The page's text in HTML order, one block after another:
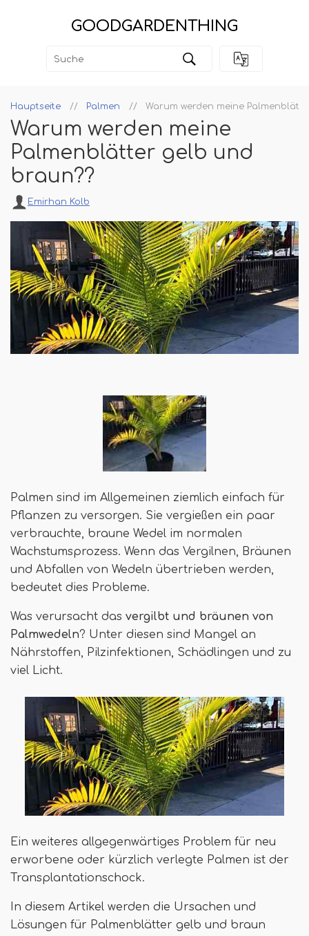
GOODGARDENTHING
Hauptseite Palmen Warum werden meine
Warum werden meine
Palmenblätter gelb und
braun??
Emirhan Kolb
Palmen sind im Allgemeinen ziemlich einfach für
Pflanzen zu versorgen. Sie vergießen ein paar
verbrauchte, braune Wedel im normalen
Wachstumsprozess. Wenn das Vergilnen, Bräunen
und Abfallen von Wedeln übertrieben werden,
bedeutet dies Probleme.
Was verursacht das vergilbt und bräunen von
Palmwedeln? Unter diesen sind Mangel an
Nährstoffen, Pilzinfektionen, Schädlingen und zu
viel Licht.
Ein weiteres allgegenwärtiges Problem für neu
erworbene oder kürzlich verlegte Palmen ist der
Transplantationschock.
In diesem Artikel werden die Ursachen und
Lösungen für Palmenblätter gelb und braun